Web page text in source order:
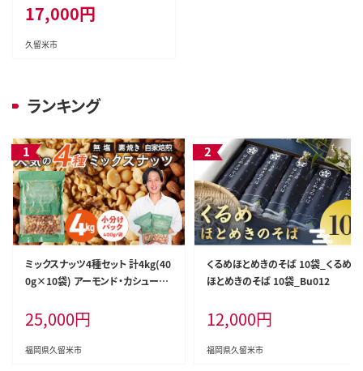
17,000円
久留米市
ランキング
ミックスナッツ4種セット 計4kg(40
0g×10袋) アーモンド・カシューナ
a538
25,000円
福岡県久留米市
くるめほとめきのそば 10袋_くるめ
ほとめきのそば 10袋_Bu012
12,000円
福岡県久留米市